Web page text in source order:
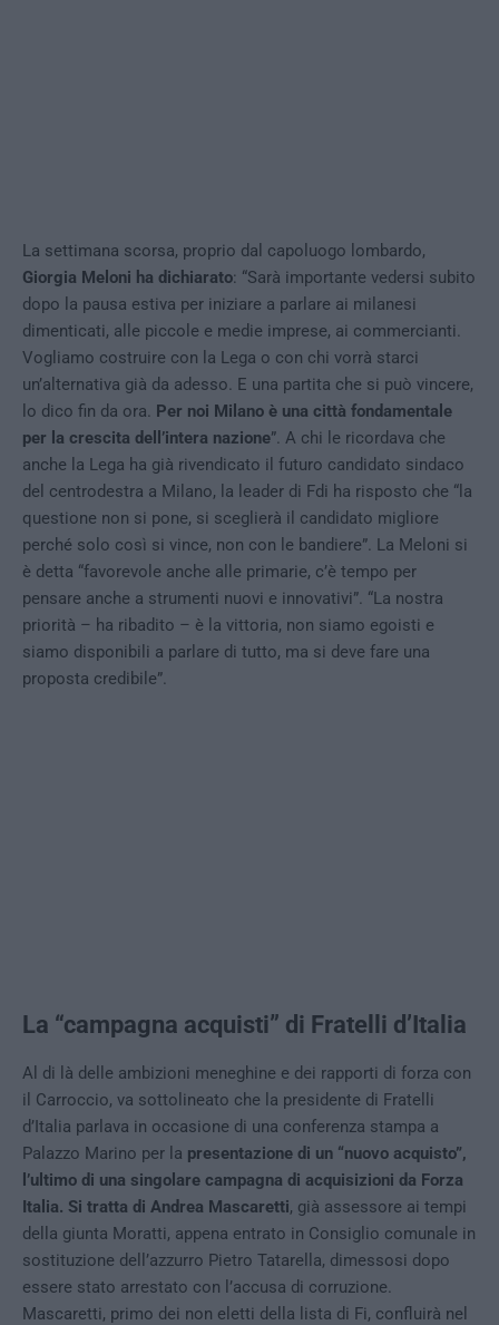
La settimana scorsa, proprio dal capoluogo lombardo,
Giorgia Meloni ha dichiarato: “Sarà importante vedersi subito
dopo la pausa estiva per iniziare a parlare ai milanesi
dimenticati, alle piccole e medie imprese, ai commercianti.
Vogliamo costruire con la Lega o con chi vorrà starci
un’alternativa già da adesso. E una partita che si può vincere,
lo dico fin da ora. Per noi Milano è una città fondamentale
per la crescita dell’intera nazione”. A chi le ricordava che
anche la Lega ha già rivendicato il futuro candidato sindaco
del centrodestra a Milano, la leader di Fdi ha risposto che “la
questione non si pone, si sceglierà il candidato migliore
perché solo così si vince, non con le bandiere”. La Meloni si
è detta “favorevole anche alle primarie, c’è tempo per
pensare anche a strumenti nuovi e innovativi”. “La nostra
priorità – ha ribadito – è la vittoria, non siamo egoisti e
siamo disponibili a parlare di tutto, ma si deve fare una
proposta credibile”.
La “campagna acquisti” di Fratelli d’Italia
Al di là delle ambizioni meneghine e dei rapporti di forza con
il Carroccio, va sottolineato che la presidente di Fratelli
d’Italia parlava in occasione di una conferenza stampa a
Palazzo Marino per la presentazione di un “nuovo acquisto”,
l’ultimo di una singolare campagna di acquisizioni da Forza
Italia. Si tratta di Andrea Mascaretti, già assessore ai tempi
della giunta Moratti, appena entrato in Consiglio comunale in
sostituzione dell’azzurro Pietro Tatarella, dimessosi dopo
essere stato arrestato con l’accusa di corruzione.
Mascaretti, primo dei non eletti della lista di Fi, confluirà nel